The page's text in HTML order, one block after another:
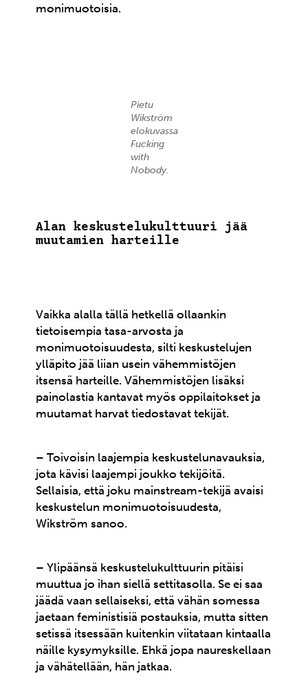
monimuotoisia.
Pietu
Wikström
elokuvassa
Fucking
with
Nobody.
Alan keskustelukulttuuri jää
muutamien harteille
Vaikka alalla tällä hetkellä ollaankin
tietoisempia tasa-arvosta ja
monimuotoisuudesta, silti keskustelujen
ylläpito jää liian usein vähemmistöjen
itsensä harteille. Vähemmistöjen lisäksi
painolastia kantavat myös oppilaitokset ja
muutamat harvat tiedostavat tekijät.
– Toivoisin laajempia keskustelunavauksia,
jota kävisi laajempi joukko tekijöitä.
Sellaisia, että joku mainstream-tekijä avaisi
keskustelun monimuotoisuudesta,
Wikström sanoo.
– Ylipäänsä keskustelukulttuurin pitäisi
muuttua jo ihan siellä settitasolla. Se ei saa
jäädä vaan sellaiseksi, että vähän somessa
jaetaan feministisiä postauksia, mutta sitten
setissä itsessään kuitenkin viitataan kintaalla
näille kysymyksille. Ehkä jopa naureskellaan
ja vähätellään, hän jatkaa.